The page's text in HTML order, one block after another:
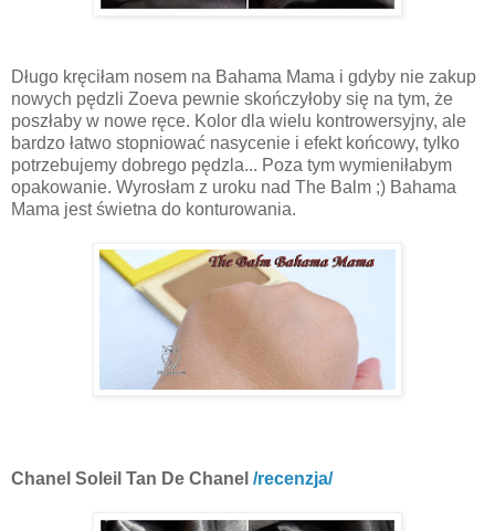
Długo kręciłam nosem na Bahama Mama i gdyby nie zakup
nowych pędzli Zoeva pewnie skończyłoby się na tym, że
poszłaby w nowe ręce. Kolor dla wielu kontrowersyjny, ale
bardzo łatwo stopniować nasycenie i efekt końcowy, tylko
potrzebujemy dobrego pędzla... Poza tym wymieniłabym
opakowanie. Wyrosłam z uroku nad The Balm ;) Bahama
Mama jest świetna do konturowania.
Chanel Soleil Tan De Chanel /recenzja/